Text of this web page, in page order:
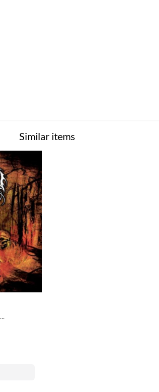
Similar items